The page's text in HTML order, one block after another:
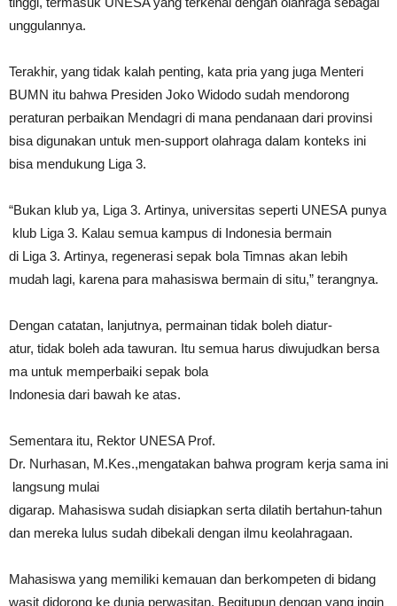
unggulannya.
Terakhir, yang tidak kalah penting, kata pria yang juga Menteri
BUMN itu bahwa Presiden Joko Widodo sudah mendorong
peraturan perbaikan Mendagri di mana pendanaan dari provinsi
bisa digunakan untuk men-support olahraga dalam konteks ini
bisa mendukung Liga 3.
“Bukan klub ya, Liga 3. Artinya, universitas seperti UNESA punya
klub Liga 3. Kalau semua kampus di Indonesia bermain
di Liga 3. Artinya, regenerasi sepak bola Timnas akan lebih
mudah lagi, karena para mahasiswa bermain di situ,” terangnya.
Dengan catatan, lanjutnya, permainan tidak boleh diatur-
atur, tidak boleh ada tawuran. Itu semua harus diwujudkan bersa
ma untuk memperbaiki sepak bola
Indonesia dari bawah ke atas.
Sementara itu, Rektor UNESA Prof.
Dr. Nurhasan, M.Kes.,mengatakan bahwa program kerja sama ini
langsung mulai
digarap. Mahasiswa sudah disiapkan serta dilatih bertahun-tahun
dan mereka lulus sudah dibekali dengan ilmu keolahragaan.
Mahasiswa yang memiliki kemauan dan berkompeten di bidang
wasit didorong ke dunia perwasitan. Begitupun dengan yang ingin